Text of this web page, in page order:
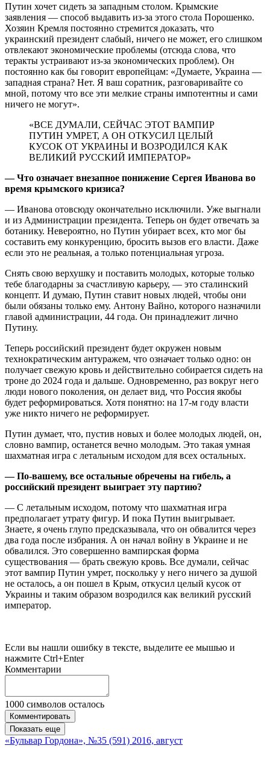
Путин хочет сидеть за западным столом. Крымские
заявления — способ выдавить из-за этого стола Порошенко.
Хозяин Кремля постоянно стремится доказать, что
украинский президент слабый, ничего не может, его слишком
отвлекают экономические проблемы (отсюда слова, что
теракты устраивают из-за экономических проблем). Он
постоянно как бы говорит европейцам: «Думаете, Украина —
западная страна? Нет. Я ваш соратник, разговаривайте со
мной, потому что все эти мелкие страны импотентны и сами
ничего не могут».
«ВСЕ ДУМАЛИ, СЕЙЧАС ЭТОТ ВАМПИР
ПУТИН УМРЕТ, А ОН ОТКУСИЛ ЦЕЛЫЙ
КУСОК ОТ УКРАИНЫ И ВОЗРОДИЛСЯ КАК
ВЕЛИКИЙ РУССКИЙ ИМПЕРАТОР»
— Что означает внезапное понижение Сергея Иванова во
время крымского кризиса?
— Иванова отовсюду окончательно исключили. Уже выгнали
и из Администрации президента. Теперь он будет отвечать за
ботанику. Невероятно, но Путин убирает всех, кто мог бы
составить ему конкуренцию, бросить вызов его власти. Даже
если это не реальная, а только потенциальная угроза.
Снять свою верхушку и поставить молодых, которые только
тебе благодарны за счастливую карьеру, — это сталинский
концепт. И думаю, Путин ставит новых людей, чтобы они
были обязаны только ему. Антону Вайно, которого назначили
главой администрации, 44 года. Он принадлежит лично
Путину.
Теперь российский президент будет окружен новым
технократическим антуражем, что означает только одно: он
получает свежую кровь и действительно собирается сидеть на
троне до 2024 года и дальше. Одновременно, раз вокруг него
люди нового поколения, он делает вид, что Россия якобы
будет реформироваться. Хотя понятно: на 17-м году власти
уже никто ничего не реформирует.
Путин думает, что, пустив новых и более молодых людей, он,
словно вампир, останется вечно молодым. Это такая умная
шах­матная игра с летальным исходом для всех остальных.
— По-вашему, все остальные обречены на гибель, а
российский президент выиграет эту партию?
— С летальным исходом, потому что шах­матная игра
предполагает утрату фигур. И пока Путин выигрывает.
Знаете, я очень глупо предсказывала, что он обвалится через
два года после избрания. А он начал войну в Украине и не
обвалился. Это совершенно вампирская форма
существования — брать свежую кровь. Все думали, сейчас
этот вампир Путин умрет, поскольку у него ничего за душой
не осталось, а он пошел в Крым, откусил целый кусок от
Украины и таким образом возродился как великий русский
император.
Если вы нашли ошибку в тексте, выделите ее мышью и
нажмите Ctrl+Enter
Комментарии
1000 символов осталось
Комментировать
Показать еще
«Бульвар Гордона», №35 (591) 2016, август